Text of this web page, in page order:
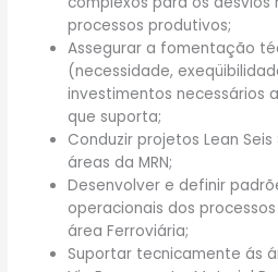
processos produtivos;
Assegurar a fomentação
(necessidade,
investimentos necessários
que suporta;
Conduzir projetos Lean
áreas da MRN;
Desenvolver e definir
operacionais dos
área Ferroviária;
Suportar tecnicamente ás